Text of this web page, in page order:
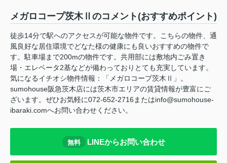
メガロコープ茨木Ⅱのコメント(おすすめポイント)
徒歩14分で駅へのアクセスが可能な物件です。こちらの物件、通
風良好な居住環境でどなた様の健康にも良いおすすめの物件で
す。駐車場まで200mの物件です。共用部には敷地内ごみ置き
場・エレベータ2基などが備わっておりとても充実しています。
気になるイチオシ物件情報：「メガロコープ茨木Ⅱ」。
sumohouse阪急茨木店には茨木市エリアの賃貸情報が豊富にご
ざいます。ぜひお気軽に072-652-2716またはinfo@sumohouse-
ibaraki.comへお問い合わせください。
無料 LINEからお問い合わせ